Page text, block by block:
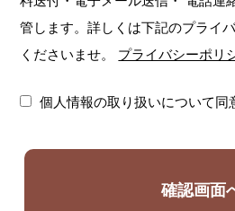
管します。詳しくは下記のプライ
くださいませ。
プライバシーポリ
個人情報の取り扱いについて同